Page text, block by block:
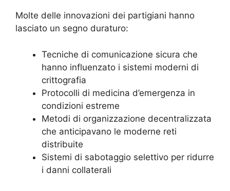
Molte delle innovazioni dei partigiani hanno
lasciato un segno duraturo:
Tecniche di comunicazione sicura che
hanno influenzato i sistemi moderni di
crittografia
Protocolli di medicina d’emergenza in
condizioni estreme
Metodi di organizzazione decentralizzata
che anticipavano le moderne reti
distribuite
Sistemi di sabotaggio selettivo per ridurre
i danni collaterali